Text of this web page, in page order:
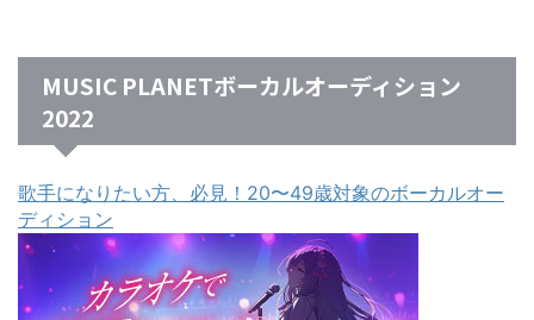
MUSIC PLANETボーカルオーディション
2022
歌手になりたい方、必見！20〜49歳対象のボーカルオー
ディション